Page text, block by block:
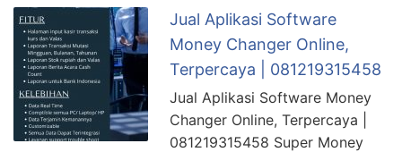
Jual Aplikasi Software
Money Changer Online,
Terpercaya | 081219315458
Jual Aplikasi Software Money
Changer Online, Terpercaya |
081219315458 Super Money